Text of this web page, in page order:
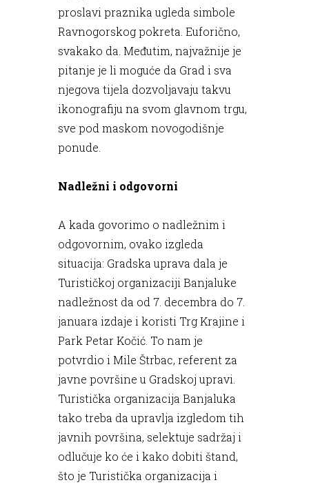
proslavi praznika ugleda simbole
Ravnogorskog pokreta. Euforično,
svakako da. Međutim, najvažnije je
pitanje je li moguće da Grad i sva
njegova tijela dozvoljavaju takvu
ikonografiju na svom glavnom trgu,
sve pod maskom novogodišnje
ponude.
Nadležni i odgovorni
A kada govorimo o nadležnim i
odgovornim, ovako izgleda
situacija: Gradska uprava dala je
Turističkoj organizaciji Banjaluke
nadležnost da od 7. decembra do 7.
januara izdaje i koristi Trg Krajine i
Park Petar Kočić. To nam je
potvrdio i Mile Štrbac, referent za
javne površine u Gradskoj upravi.
Turistička organizacija Banjaluka
tako treba da upravlja izgledom tih
javnih površina, selektuje sadržaj i
odlučuje ko će i kako dobiti štand,
što je Turistička organizacija i